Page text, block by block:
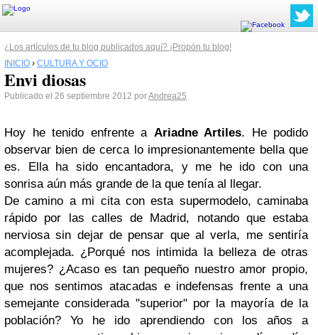
¿Los artículos de tu blog publicados aquí? ¡Propón tu blog!
INICIO › CULTURA Y OCIO
Envi diosas
Publicado el 26 septiembre 2012 porAndrea25
Hoy he tenido enfrente a Ariadne Artiles. He podido
observar bien de cerca lo impresionantemente bella que
es. Ella ha sido encantadora, y me he ido con una
sonrisa aún más grande de la que tenía al llegar.
De camino a mi cita con esta supermodelo, caminaba
rápido por las calles de Madrid, notando que estaba
nerviosa sin dejar de pensar que al verla, me sentiría
acomplejada. ¿Porqué nos intimida la belleza de otras
mujeres? ¿Acaso es tan pequeño nuestro amor propio,
que nos sentimos atacadas e indefensas frente a una
semejante considerada "superior" por la mayoría de la
población? Yo he ido aprendiendo con los años a